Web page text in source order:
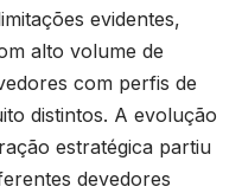
evidentes,
alto volume de
com perfis de
distintos. A evolução
estratégica partiu
devedores